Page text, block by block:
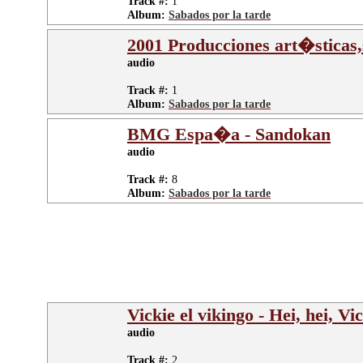
Album: Sabados por la tarde
2001 Producciones
audio
Track #: 1
Album: Sabados por la tarde
BMG Espa�a - Sandokan
audio
Track #: 8
Album: Sabados por la tarde
Vickie el vikingo - Hei, hei,
audio
Track #: 2